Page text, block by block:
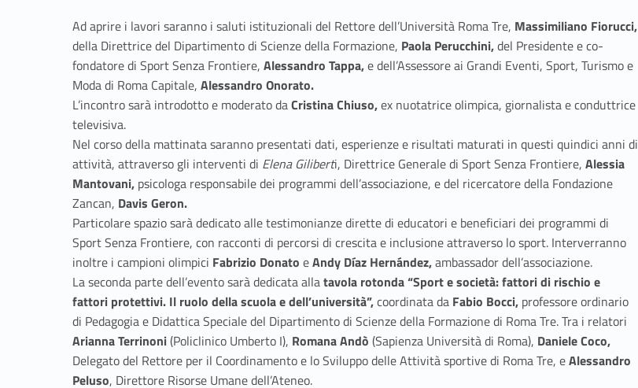
Ad aprire i lavori saranno i saluti istituzionali del Rettore dell’Università Roma Tre, Massimiliano Fiorucci,
della Direttrice del Dipartimento di Scienze della Formazione, Paola Perucchini,del Presidente e co-
fondatore di Sport Senza Frontiere, Alessandro Tappa,e dell’Assessore ai Grandi Eventi, Sport, Turismo e
Moda di Roma Capitale, Alessandro Onorato.
L’incontro sarà introdotto e moderato daCristina Chiuso,ex nuotatrice olimpica, giornalista e conduttrice
televisiva.
Nel corso della mattinata saranno presentati dati, esperienze e risultati maturati in questi quindici anni di
attività, attraverso gli interventi di Elena Giliberti, Direttrice Generale di Sport Senza Frontiere, Alessia
Mantovani, psicologa responsabile dei programmi dell’associazione, e del ricercatore della Fondazione
Zancan, Davis Geron.
Particolare spazio sarà dedicato alle testimonianze dirette di educatori e beneficiari dei programmi di
Sport Senza Frontiere, con racconti di percorsi di crescita e inclusione attraverso lo sport. Interverranno
inoltre i campioni olimpici Fabrizio Donato eAndy Díaz Hernández,ambassador dell’associazione.
La seconda parte dell’evento sarà dedicata allatavola rotonda “Sport e società: fattori di rischio e
fattori protettivi. Il ruolo della scuola e dell’università”,coordinata da Fabio Bocci, professore ordinario
di Pedagogia e Didattica Speciale del Dipartimento di Scienze della Formazione di Roma Tre. Tra i relatori
Arianna Terrinoni(Policlinico Umberto I), Romana Andò (Sapienza Università di Roma), Daniele Coco,
Delegato del Rettore per il Coordinamento e lo Sviluppo delle Attività sportive di Roma Tre, eAlessandro
Peluso, Direttore Risorse Umane dell’Ateneo.